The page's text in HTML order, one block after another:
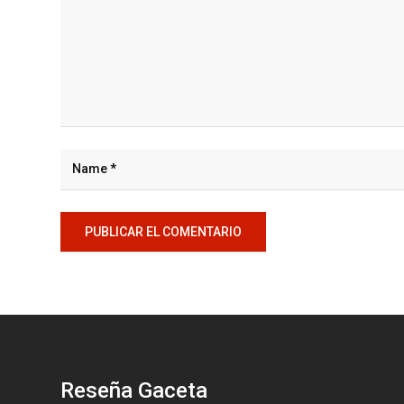
Reseña Gaceta